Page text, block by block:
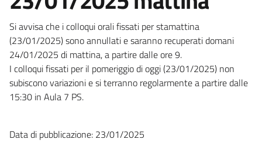
Si avvisa che i colloqui orali fissati per stamattina
(23/01/2025) sono annullati e saranno recuperati domani
24/01/2025 di mattina, a partire dalle ore 9.
I colloqui fissati per il pomeriggio di oggi (23/01/2025) non
subiscono variazioni e si terranno regolarmente a partire dalle
15:30 in Aula 7 PS.
Data di pubblicazione: 23/01/2025